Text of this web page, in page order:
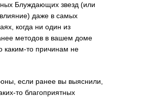
Блуждающих звезд (или
даже в самых
когда ни один из
методов в вашем доме
каким-то причинам не
если ранее вы выяснили,
то благоприятных